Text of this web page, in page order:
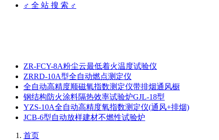
♂ 全 站 搜 索 ♂
ZR-FCY-8A粉尘云最低着火温度试验仪
ZRRD-10A型全自动燃点测定仪
全自动高精度顺磁氧指数测定仪带排烟通风橱
钢结构防火涂料隔热效率试验炉GJL-18型
YZS-10A全自动高精度氧指数测定仪(通风+排烟)
JCB-6型自动放样建材不燃性试验炉
首页